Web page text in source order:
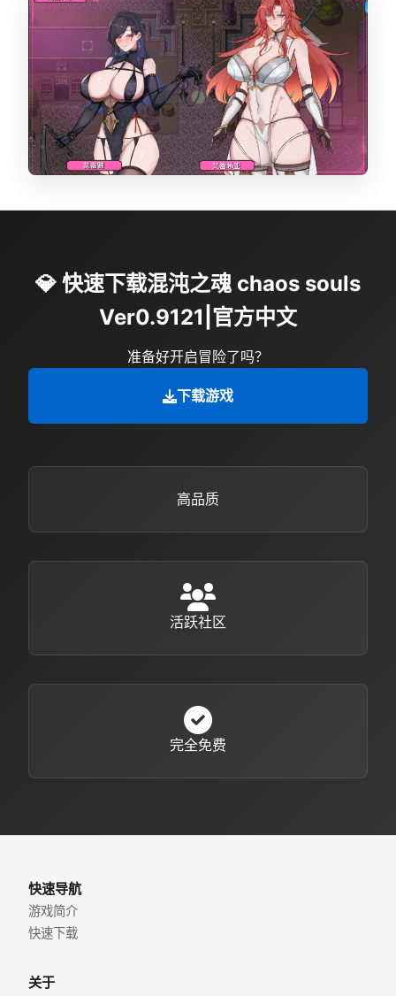
💎 快速下载混沌之魂 chaos souls
Ver0.9121|官方中文
准备好开启冒险了吗？
下载游戏
高品质
活跃社区
完全免费
快速导航
游戏简介
快速下载
关于